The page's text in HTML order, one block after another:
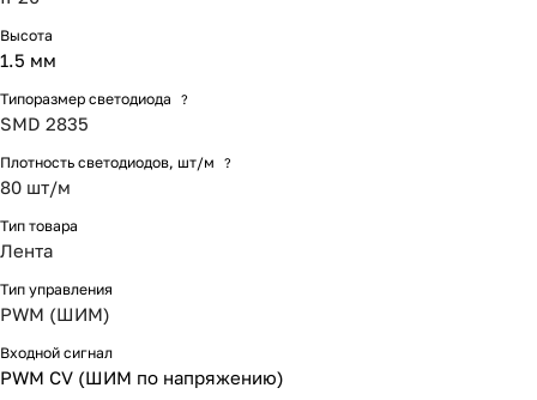
Высота
1.5 мм
Типоразмер светодиода ?
SMD 2835
Плотность светодиодов, шт/м ?
80 шт/м
Тип товара
Лента
Тип управления
PWM (ШИМ)
Входной сигнал
PWM СV (ШИМ по напряжению)